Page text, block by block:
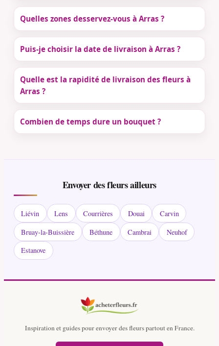
Quelles zones desservez-vous à Arras ?
Puis-je choisir la date de livraison à Arras ?
Quelle est la rapidité de livraison des fleurs à
Arras ?
Combien de temps dure un bouquet ?
Envoyer des fleurs ailleurs
Liévin Lens Courrières Douai
Carvin
Bruay-la-Buissière
Béthune Cambrai
Neuhof
Estanove
Inspiration et guides pour envoyer des fleurs partout en France.